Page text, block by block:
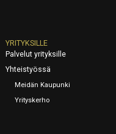
YRITYKSILLE
Palvelut yrityksille
Yhteistyössä
Meidän Kaupunki
Yrityskerho